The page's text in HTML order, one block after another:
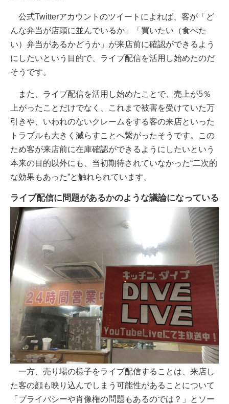
公式Twitterアカウントのツイートによれば、客が「ど
んな弁当が店頭に並んでいるか」「買いたい（食べた
い）弁当があるかどうか」が来店前に確認ができるよう
にしたいという目的で、ライブ配信を活用し始めたのだ
そうです。
また、ライブ配信を活用し始めたことで、売上が5％
上がったことだけでなく、これまで被害を受けていた万
引きや、いわれのないクレームをする客の来店といった
トラブルも大きく減らすことへ繋がったそうです。この
ため客が来店前に在庫確認ができるようにしたいという
本来の目的以外にも、当初期待されていなかった“二次的
な効果もあった”と触れられています。
ライブ配信に問題があるかのような議論になっている
一方、売り場の様子をライブ配信することは、来店し
た客の顔も映り込んでしまう可能性があることについて
「プライバシーや肖像権の問題もあるのでは？」とソー